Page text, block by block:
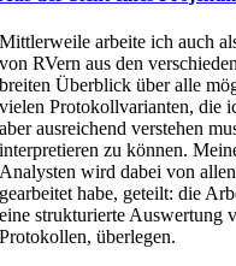
Mittlerweile arbeite ich auch
von RVern aus den
breiten Überblick über alle
vielen Protokollvarianten, die
aber ausreichend verstehen
interpretieren zu können.
Analysten wird dabei von
gearbeitet habe, geteilt: die
eine strukturierte Auswertung
Protokollen, überlegen.